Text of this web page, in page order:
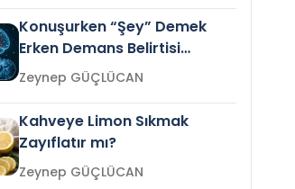
Konuşurken “Şey” Demek
Erken Demans Belirtisi
Olabilir mi?Zeynep GÜÇLÜCAN
Kahveye Limon Sıkmak
Zayıflatır mı?
Zeynep GÜÇLÜCAN